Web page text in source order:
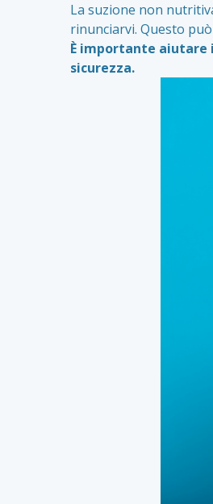
La suzione non
rinunciarvi. Questo
È importante
sicurezza.